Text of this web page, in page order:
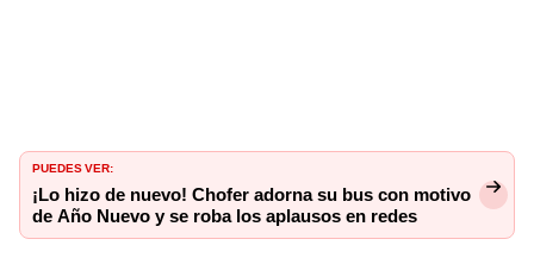
PUEDES VER:
¡Lo hizo de nuevo! Chofer adorna su bus con motivo
de Año Nuevo y se roba los aplausos en redes